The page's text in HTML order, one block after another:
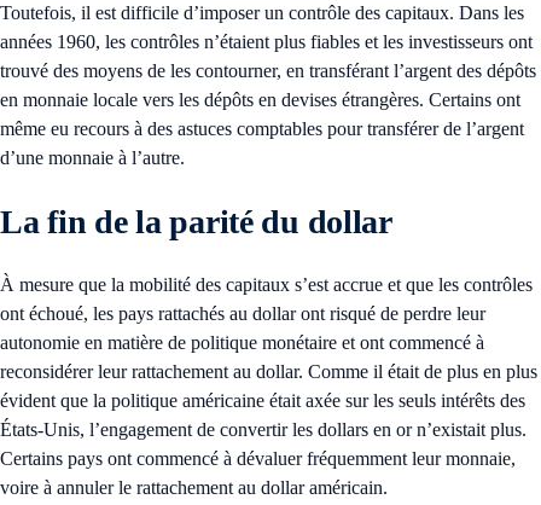
Toutefois, il est difficile d’imposer un contrôle des capitaux. Dans les
années 1960, les contrôles n’étaient plus fiables et les investisseurs ont
trouvé des moyens de les contourner, en transférant l’argent des dépôts
en monnaie locale vers les dépôts en devises étrangères. Certains ont
même eu recours à des astuces comptables pour transférer de l’argent
d’une monnaie à l’autre.
La fin de la parité du dollar
À mesure que la mobilité des capitaux s’est accrue et que les contrôles
ont échoué, les pays rattachés au dollar ont risqué de perdre leur
autonomie en matière de politique monétaire et ont commencé à
reconsidérer leur rattachement au dollar. Comme il était de plus en plus
évident que la politique américaine était axée sur les seuls intérêts des
États-Unis, l’engagement de convertir les dollars en or n’existait plus.
Certains pays ont commencé à dévaluer fréquemment leur monnaie,
voire à annuler le rattachement au dollar américain.